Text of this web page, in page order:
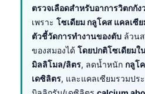
ตรวจเลือดสำหรับอาการวิตกกัง
เพราะ โซเดียม กลูโคส แคลเซี
ตัวชี้วัดการทำงานของตับ ล้วน
ของสมองได้ โดยปกติโซเดียมใ
มิลลิโมล/ลิตร, ลดน้ำหนัก กลูโ
เดซิลิตร, และแคลเซียมรวมปร